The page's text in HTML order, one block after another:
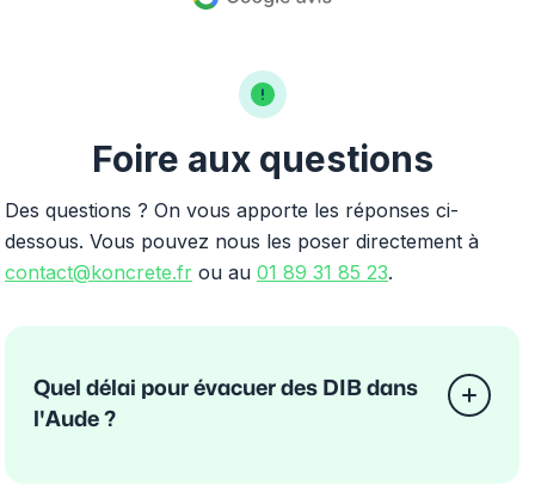
Foire aux questions
Des questions ? On vous apporte les réponses ci-
dessous. Vous pouvez nous les poser directement à
contact@koncrete.fr ou au 01 89 31 85 23.
Quel délai pour évacuer des DIB dans
l'Aude ?